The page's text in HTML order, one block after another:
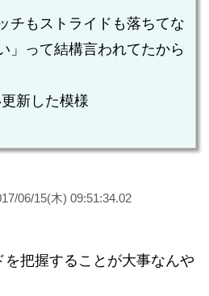
チもストライドも落ちてな
」って結構言われてたから
新した模様
06/15(木) 09:51:34.02
を把握することが大事なんや